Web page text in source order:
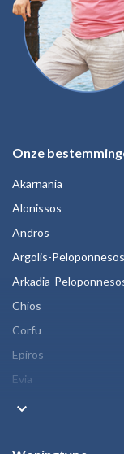
Onze
Akarnania
Alonissos
Andros
Argolis-Peloponnesos
Arkadia-
Chios
Corfu
Epiros
Evia
keyboard_arrow_down